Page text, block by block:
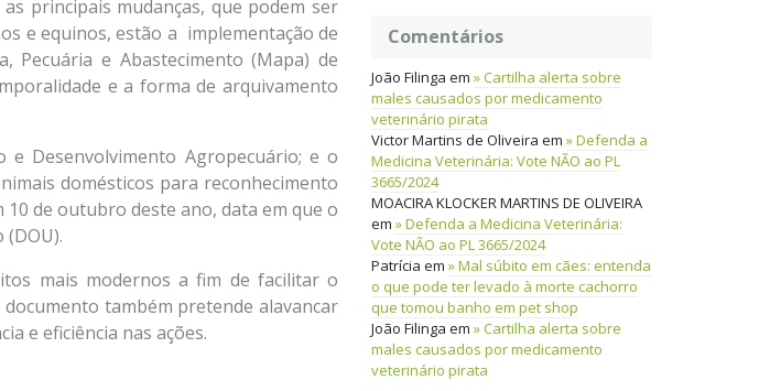
principais mudanças, que podem ser
e equinos, estão a implementação de
Pecuária e Abastecimento (Mapa) de
e a forma de arquivamento
e Desenvolvimento Agropecuário; e o
domésticos para reconhecimento
de outubro deste ano, data em que o
mais modernos a fim de facilitar o
também pretende alavancar
e eficiência nas ações.
Comentários
João Filinga em
Cartilha alerta sobre
males causados por medicamento
veterinário pirata
Victor Martins de Oliveira em
Defenda a
Medicina Veterinária: Vote NÃO ao PL
3665/2024
MOACIRA KLOCKER MARTINS DE OLIVEIRA
em
Defenda a Medicina Veterinária:
Vote NÃO ao PL 3665/2024
Patrícia em
Mal súbito em cães: entenda
o que pode ter levado à morte cachorro
que tomou banho em pet shop
João Filinga em
Cartilha alerta sobre
males causados por medicamento
veterinário pirata